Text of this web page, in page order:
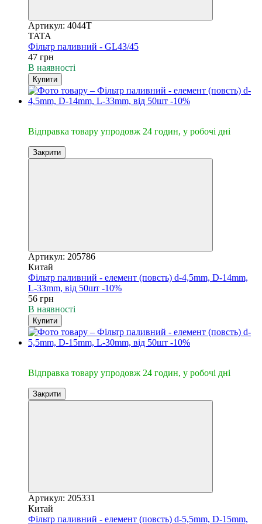
Артикул: 4044T
TATA
Фільтр паливний - GL43/45
47 грн
В наявності
Купити
Відправка товару упродовж 24 годин, у робочі дні
Закрити
Артикул: 205786
Китай
Фільтр паливний - елемент (повсть) d-4,5mm, D-14mm,
L-33mm, від 50шт -10%
56 грн
В наявності
Купити
Відправка товару упродовж 24 годин, у робочі дні
Закрити
Артикул: 205331
Китай
Фільтр паливний - елемент (повсть) d-5,5mm, D-15mm,